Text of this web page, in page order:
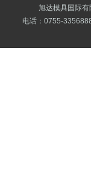
旭达模具国际
电话：0755-